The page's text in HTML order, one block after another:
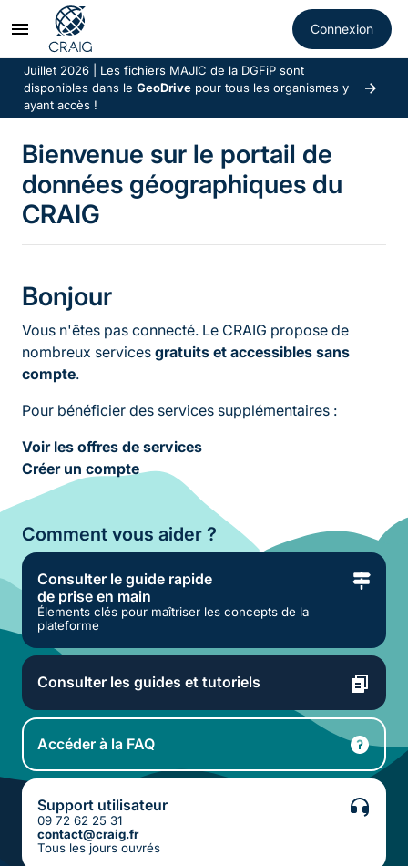
Juillet 2026 | Les fichiers MAJIC de la DGFiP sont
disponibles dans le GeoDrive pour tous les organismes y
ayant accès !
Bienvenue sur le portail de
données géographiques du
CRAIG
Bonjour
Vous n'êtes pas connecté. Le CRAIG propose de
nombreux services gratuits et accessibles sans
compte.
Pour bénéficier des services supplémentaires :
Voir les offres de services
Créer un compte
Comment vous aider ?
Consulter le guide rapide
de prise en main
Élements clés pour maîtriser les concepts de la
plateforme
Consulter les guides et tutoriels
Accéder à la FAQ
Support utilisateur
09 72 62 25 31
contact@craig.fr
Tous les jours ouvrés